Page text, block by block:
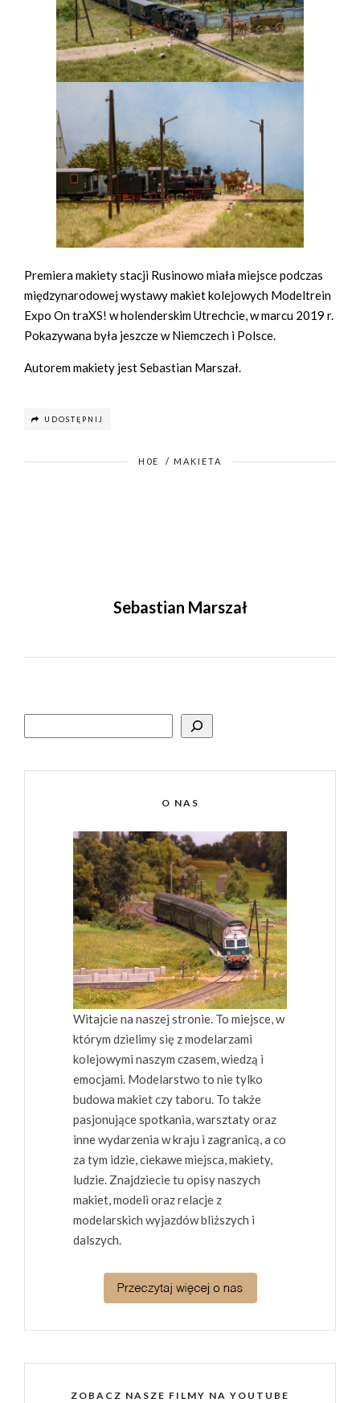
Premiera makiety stacji Rusinowo miała miejsce podczas
międzynarodowej wystawy makiet kolejowych Modeltrein
Expo On traXS! w holenderskim Utrechcie, w marcu 2019 r.
Pokazywana była jeszcze w Niemczech i Polsce.
Autorem makiety jest Sebastian Marszał.
UDOSTĘPNIJ
H0E / MAKIETA
Sebastian Marszał
O NAS
Witajcie na naszej stronie. To miejsce, w
którym dzielimy się z modelarzami
kolejowymi naszym czasem, wiedzą i
emocjami. Modelarstwo to nie tylko
budowa makiet czy taboru. To także
pasjonujące spotkania, warsztaty oraz
inne wydarzenia w kraju i zagranicą, a co
za tym idzie, ciekawe miejsca, makiety,
ludzie. Znajdziecie tu opisy naszych
makiet, modeli oraz relacje z
modelarskich wyjazdów bliższych i
dalszych.
ZOBACZ NASZE FILMY NA YOUTUBE